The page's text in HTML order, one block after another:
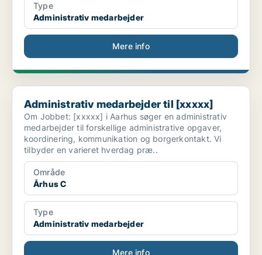
Type
Administrativ medarbejder
Mere info
Administrativ medarbejder til [xxxxx]
Administrativ medarbejder til [xxxxx]
Om Jobbet: [xxxxx] i Aarhus søger en administrativ
medarbejder til forskellige administrative opgaver,
koordinering, kommunikation og borgerkontakt. Vi
tilbyder en varieret hverdag præ..
Område
Århus C
Type
Administrativ medarbejder
Mere info